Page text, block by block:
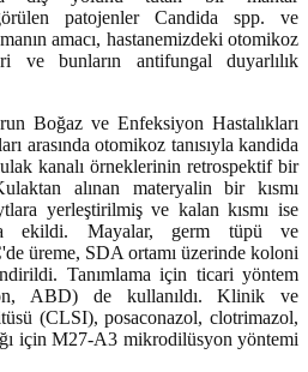
patojenler Candida spp. ve
amacı, hastanemizdeki otomikoz
ve bunların antifungal duyarlılık
Boğaz ve Enfeksiyon Hastalıkları
arasında otomikoz tanısıyla kandida
kanalı örneklerinin retrospektif bir
alınan materyalin bir kısmı
yerleştirilmiş ve kalan kısmı ise
ekildi. Mayalar, germ tüpü ve
üreme, SDA ortamı üzerinde koloni
Tanımlama için ticari yöntem
ABD) de kullanıldı. Klinik ve
(CLSI), posaconazol, clotrimazol,
için M27-A3 mikrodilüsyon yöntemi